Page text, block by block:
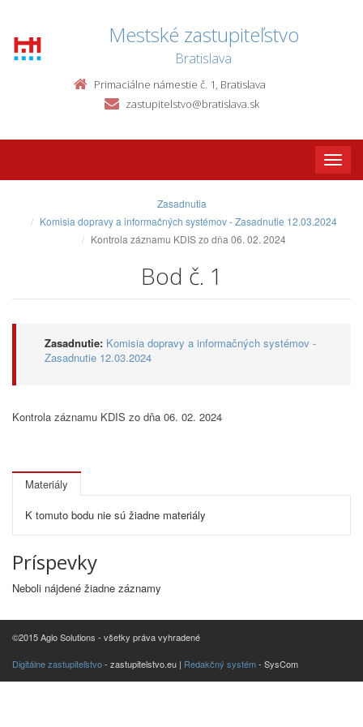
Mestské zastupiteľstvo
Bratislava
Primaciálne námestie č. 1, Bratislava
zastupitelstvo@bratislava.sk
Toggle
Zasadnutia
Komisia dopravy a informačných systémov - Zasadnutie 12.03.2024
Kontrola záznamu KDIS zo dňa 06. 02. 2024
Bod č. 1
Zasadnutie: Komisia dopravy a informačných systémov -
Zasadnutie 12.03.2024
Kontrola záznamu KDIS zo dňa 06. 02. 2024
Materiály
K tomuto bodu nie sú žiadne materiály
Príspevky
Neboli nájdené žiadne záznamy
©2015 Aglo Solutions - všetky práva vyhradené
Digitálne zastupiteľstvo- zastupitelstvo.eu | Redakčný systém- SysCom